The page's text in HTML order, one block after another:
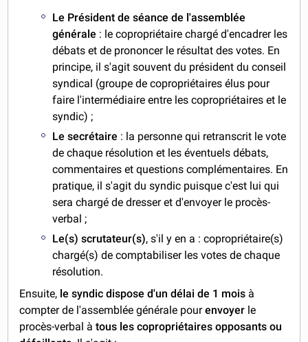
Le Président de séance de l'assemblée
générale : le copropriétaire chargé d'encadrer les
débats et de prononcer le résultat des votes. En
principe, il s'agit souvent du président du conseil
syndical (groupe de copropriétaires élus pour
faire l'intermédiaire entre les copropriétaires et le
syndic) ;
Le secrétaire : la personne qui retranscrit le vote
de chaque résolution et les éventuels débats,
commentaires et questions complémentaires. En
pratique, il s'agit du syndic puisque c'est lui qui
sera chargé de dresser et d'envoyer le procès-
verbal ;
Le(s) scrutateur(s), s'il y en a : copropriétaire(s)
chargé(s) de comptabiliser les votes de chaque
résolution.
Ensuite, le syndic dispose d'un délai de 1 mois à
compter de l'assemblée générale pourenvoyer le
procès-verbal àtous les copropriétaires opposants ou